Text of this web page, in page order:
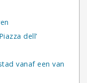
dell’
vanaf een van